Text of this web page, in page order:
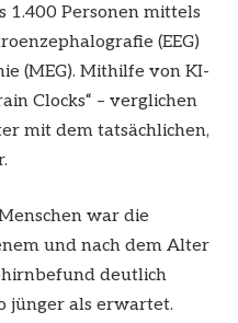
Personen mittels
(EEG)
(MEG). Mithilfe von KI-
Clocks“ – verglichen
mit dem tatsächlichen,
war die
und nach dem Alter
deutlich
jünger als erwartet.